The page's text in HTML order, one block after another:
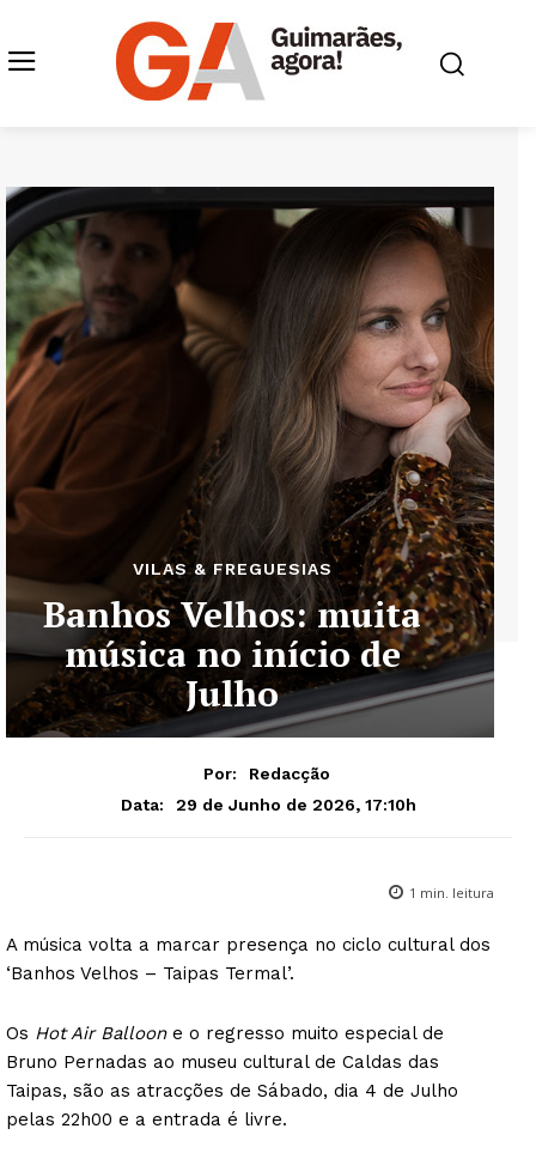
VILAS & FREGUESIAS
Banhos Velhos: muita
música no início de
Julho
Por:
Redacção
Data:
29 de Junho de 2026, 17:10h
1 min. leitura
A música volta a marcar presença no ciclo cultural dos
‘Banhos Velhos – Taipas Termal’.
Os Hot Air Balloone o regresso muito especial de
Bruno Pernadas ao museu cultural de Caldas das
Taipas, são as atracções de Sábado, dia 4 de Julho
pelas 22h00 e a entrada é livre.